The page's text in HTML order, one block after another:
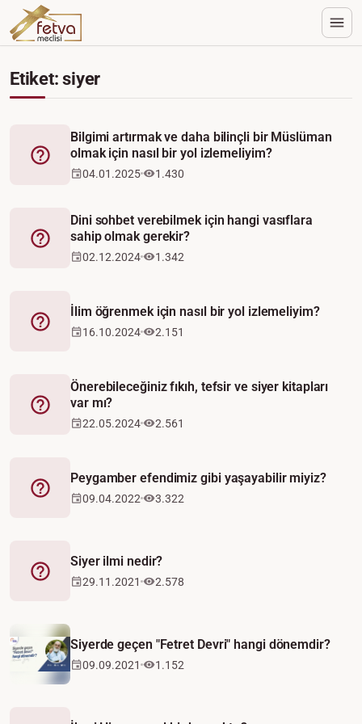
Etiket: siyer
Fetva
Bilgimi artırmak ve daha bilinçli bir Müslüman
olmak için nasıl bir yol izlemeliyim?
04.01.2025 1.430
Fetva
Dini sohbet verebilmek için hangi vasıflara
sahip olmak gerekir?
02.12.2024 1.342
Fetva
İlim öğrenmek için nasıl bir yol izlemeliyim?
16.10.2024 2.151
Fetva
Önerebileceğiniz fıkıh, tefsir ve siyer kitapları
var mı?
22.05.2024 2.561
Fetva
Peygamber efendimiz gibi yaşayabilir miyiz?
09.04.2022 3.322
Fetva
Siyer ilmi nedir?
29.11.2021 2.578
Siyerde geçen "Fetret Devri" hangi dönemdir?
09.09.2021 1.152